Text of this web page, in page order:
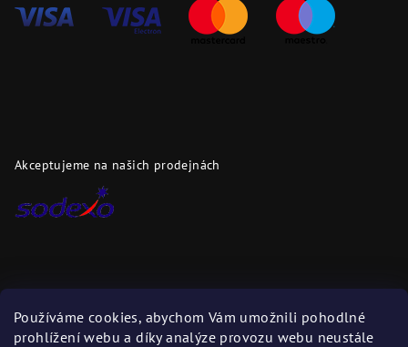
Používáme cookies, abychom Vám umožnili pohodlné
prohlížení webu a díky analýze provozu webu neustále
Akceptujeme na našich prodejnách
Zboží zasíláme těmito dopravci